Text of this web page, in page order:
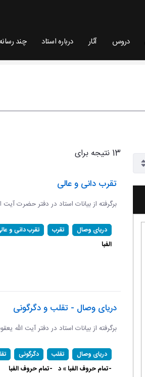
دروس آثار درباره استاد چند
13 نتیجه برای
تقرب دانی و عالی
برگرفته از بیانات استاد در دفتر حضرت آیت
دریای وصال تقرب تقرب دانی و
الفبا
دریای وصال - تقلب و دگرگونی
برگرفته از بیانات استاد در دفتر آیت الله
دریای وصال تقلب دگرگونی
-تمام حروف الفبا » د -تمام حروف الفبا